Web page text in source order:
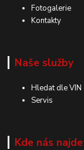
Fotogalerie
Kontakty
Naše služby
Hledat dle VIN
Servis
Kde nás